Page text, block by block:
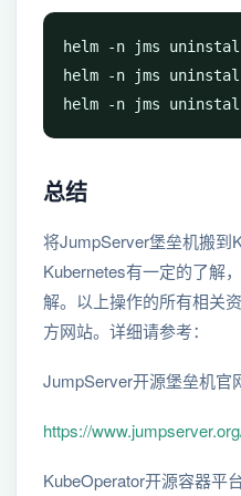
helm -n jms
helm -n jms
helm -n jms
总结
将JumpServer堡垒机搬到
Kubernetes有一定的了解
解。以上操作的所有相关
方网站。详细请参考：
JumpServer开源堡垒机官
https://
KubeOperator开源容器平台